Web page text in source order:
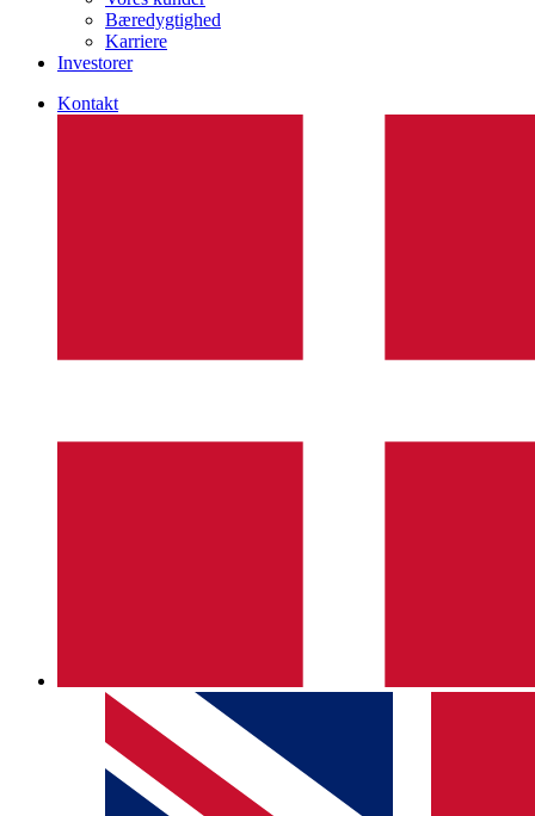
Bæredygtighed
Karriere
Investorer
Kontakt